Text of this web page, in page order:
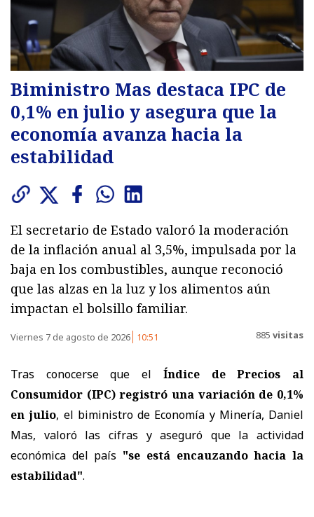
Biministro Mas destaca IPC de
0,1% en julio y asegura que la
economía avanza hacia la
estabilidad
El secretario de Estado valoró la moderación
de la inflación anual al 3,5%, impulsada por la
baja en los combustibles, aunque reconoció
que las alzas en la luz y los alimentos aún
impactan el bolsillo familiar.
Viernes 7 de agosto de 2026 10:51 885 visitas
Tras conocerse que el Índice de Precios al
Consumidor (IPC) registró una variación de 0,1%
en julio, el biministro de Economía y Minería, Daniel
Mas, valoró las cifras y aseguró que la actividad
económica del país "se está encauzando hacia la
estabilidad".